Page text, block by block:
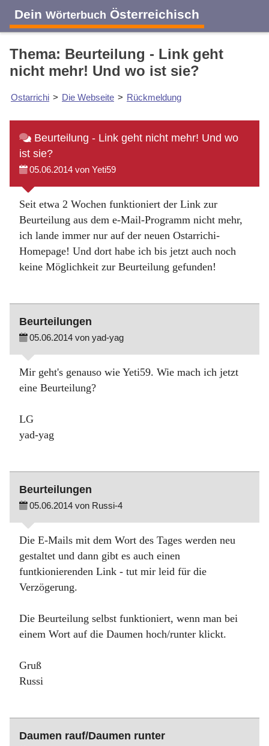
Dein Wörterbuch Österreichisch
Thema: Beurteilung - Link geht
nicht mehr! Und wo ist sie?
Ostarrichi > Die Webseite > Rückmeldung
Beurteilung - Link geht nicht mehr! Und wo
ist sie?
05.06.2014 von Yeti59
Seit etwa 2 Wochen funktioniert der Link zur
Beurteilung aus dem e-Mail-Programm nicht mehr,
ich lande immer nur auf der neuen Ostarrichi-
Homepage! Und dort habe ich bis jetzt auch noch
keine Möglichkeit zur Beurteilung gefunden!
Beurteilungen
05.06.2014 von yad-yag
Mir geht's genauso wie Yeti59. Wie mach ich jetzt
eine Beurteilung?
LG
yad-yag
Beurteilungen
05.06.2014 von Russi-4
Die E-Mails mit dem Wort des Tages werden neu
gestaltet und dann gibt es auch einen
funtkionierenden Link - tut mir leid für die
Verzögerung.
Die Beurteilung selbst funktioniert, wenn man bei
einem Wort auf die Daumen hoch/runter klickt.
Gruß
Russi
Daumen rauf/Daumen runter